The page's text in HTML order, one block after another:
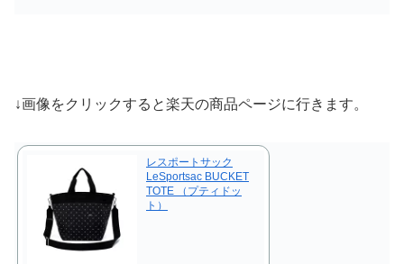
↓画像をクリックすると楽天の商品ページに行きます。
レスポートサック
LeSportsac BUCKET
TOTE （プティドッ
ト）